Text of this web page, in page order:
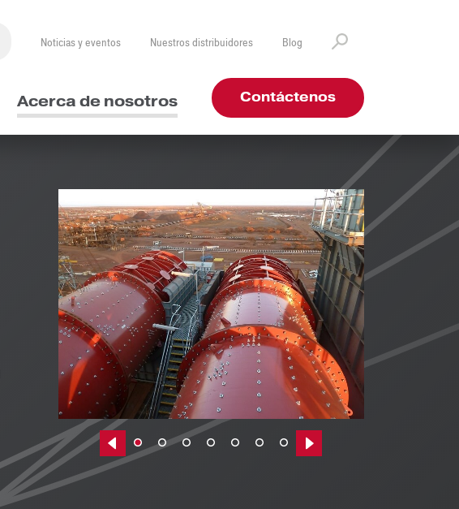
Noticias y eventos Nuestros distribuidores Blog
Acerca de nosotros Contáctenos
Previous|t Next|t